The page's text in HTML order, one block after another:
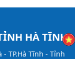
HÀ TĨNH
- TP.Hà Tĩnh - Tỉnh